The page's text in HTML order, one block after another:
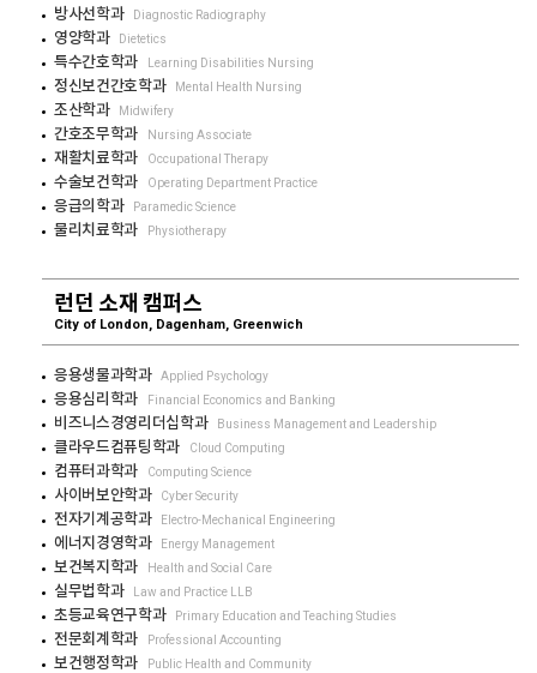
방사선학과 Diagnostic Radiography
영양학과 Dietetics
특수간호학과 Learning Disabilities Nursing
정신보건간호학과 Mental Health Nursing
조산학과 Midwifery
간호조무학과 Nursing Associate
재활치료학과 Occupational Therapy
수술보건학과 Operating Department Practice
응급의학과 Paramedic Science
물리치료학과 Physiotherapy
런던 소재 캠퍼스
City of London, Dagenham, Greenwich
응용생물과학과 Applied Psychology
응용심리학과 Financial Economics and Banking
비즈니스경영리더십학과 Business Management and Leadership
클라우드컴퓨팅학과 Cloud Computing
컴퓨터과학과 Computing Science
사이버보안학과 Cyber Security
전자기계공학과 Electro-Mechanical Engineering
에너지경영학과 Energy Management
보건복지학과 Health and Social Care
실무법학과 Law and Practice LLB
초등교육연구학과 Primary Education and Teaching Studies
전문회계학과 Professional Accounting
보건행정학과 Public Health and Community